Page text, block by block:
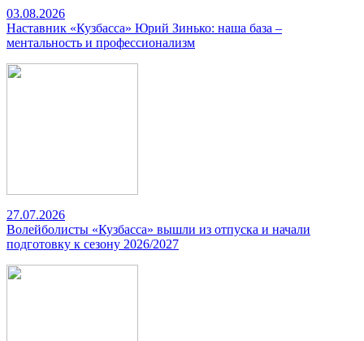
03.08.2026
Наставник «Кузбасса» Юрий Зинько: наша база –
ментальность и профессионализм
27.07.2026
Волейболисты «Кузбасса» вышли из отпуска и начали
подготовку к сезону 2026/2027